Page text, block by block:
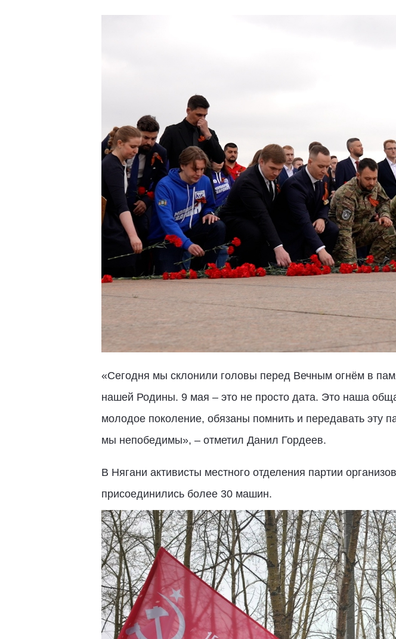
«Сегодня мы склонили головы перед Вечным огнём в
нашей Родины. 9 мая – это не просто дата. Это наша
молодое поколение, обязаны помнить и передавать
мы непобедимы», – отметил Данил Гордеев.
В Нягани активисты местного отделения партии
присоединились более 30 машин.